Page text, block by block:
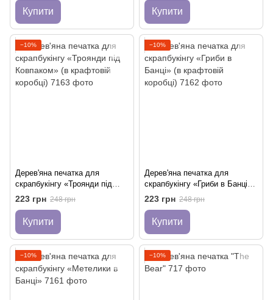
Купити Купити
−10%
Дерев'яна печатка для
скрапбукінгу «Троянди під
Ковпаком» (в крафтовій
коробці)
223 грн 248 грн
Купити
−10%
Дерев'яна печатка для
скрапбукінгу «Гриби в Банці»
(в крафтовій коробці)
223 грн 248 грн
Купити
−10% −10%